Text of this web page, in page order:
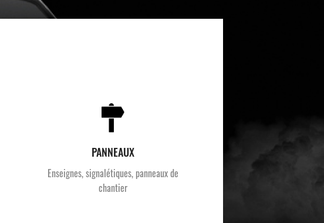
PANNEAUX
Enseignes, signalétiques, panneaux de
chantier